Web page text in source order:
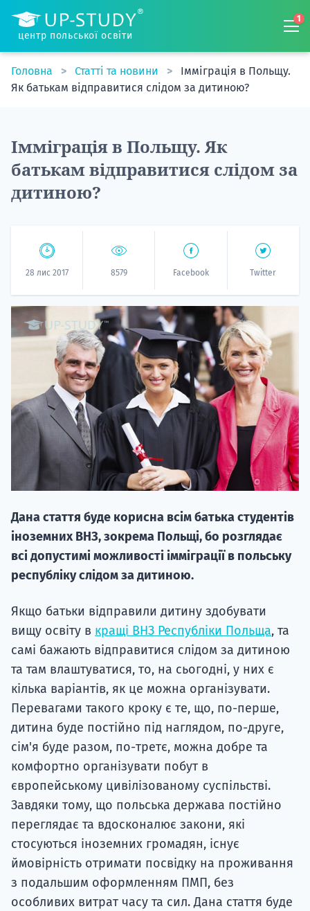
центр польської освіти
1
Головна Статті та новини
Імміграція в Польщу.
Як батькам відправитися слідом за дитиною?
Імміграція в Польщу. Як
батькам відправитися слідом за
дитиною?
28 лис 2017 8579 Facebook Twitter
Дана стаття буде корисна всім батька студентів
іноземних ВНЗ, зокрема Польщі, бо розглядає
всі допустимі можливості імміграції в польську
республіку слідом за дитиною.
Якщо батьки відправили дитину здобувати
вищу освіту в кращі ВНЗ Республіки Польща, та
самі бажають відправитися слідом за дитиною
та там влаштуватися, то, на сьогодні, у них є
кілька варіантів, як це можна організувати.
Перевагами такого кроку є те, що, по-перше,
дитина буде постійно під наглядом, по-друге,
сім'я буде разом, по-третє, можна добре та
комфортно організувати побут в
європейському цивілізованому суспільстві.
Завдяки тому, що польська держава постійно
переглядає та вдосконалює закони, які
стосуються іноземних громадян, існує
ймовірність отримати посвідку на проживання
з подальшим оформленням ПМП, без
особливих витрат часу та сил. Дана стаття буде
20.09
"Навчання
НАБІР